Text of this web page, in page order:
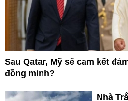
Sau Qatar, Mỹ sẽ cam kết
đồng minh?
Nhà